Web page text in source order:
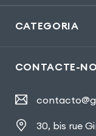
CATEGORIA
CONTACTE-
30, bis rue